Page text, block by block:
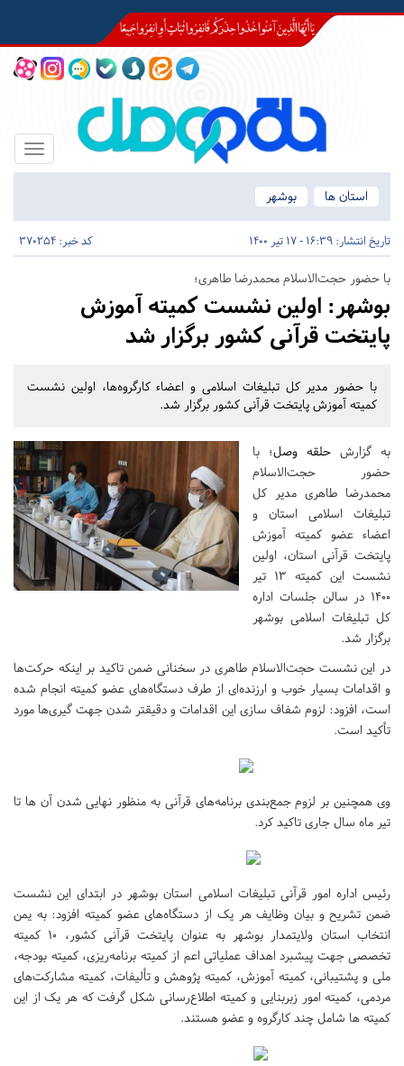
Toggle
استان ها
بوشهر
تاریخ انتشار: 16:39 - 17 تیر 1400 کد خبر: 370254
با حضور حجت‌الاسلام محمدرضا طاهری؛
بوشهر: اولین نشست کمیته آموزش
پایتخت قرآنی کشور برگزار شد
با حضور مدیر کل تبلیغات اسلامی و اعضاء کارگروه‌ها، اولین نشست
کمیته آموزش پایتخت قرآنی کشور برگزار شد.
به گزارش حلقه وصل؛ با
حضور حجت‌الاسلام
محمدرضا طاهری مدیر کل
تبلیغات اسلامی استان و
اعضاء عضو کمیته آموزش
پایتخت قرآنی استان، اولین
نشست این کمیته ۱۳ تیر
۱۴۰۰ در سالن جلسات اداره
کل تبلیغات اسلامی بوشهر
برگزار شد.
در این نشست حجت‌الاسلام طاهری در سخنانی ضمن تاکید بر اینکه حرکت‌ها
و اقدامات بسیار خوب و ارزنده‌ای از طرف دستگاه‌های عضو کمیته انجام شده
است، افزود: لزوم شفاف سازی این اقدامات و دقیقتر شدن جهت گیری‌ها مورد
تأکید است.
وی همچنین بر لزوم جمع‌بندی برنامه‌های قرآنی به منظور نهایی شدن آن ها تا
تیر ماه سال جاری تاکید کرد.
رئیس اداره امور قرآنی تبلیغات اسلامی استان بوشهر در ابتدای این نشست
ضمن تشریح و بیان وظایف هر یک از دستگاه‌های عضو کمیته افزود: به یمن
انتخاب استان ولایتمدار بوشهر به‌ عنوان پایتخت قرآنی کشور، ۱۰ کمیته
تخصصی جهت پیشبرد اهداف عملیاتی اعم از کمیته برنامه‌ریزی، کمیته بودجه،
ملی و پشتیبانی، کمیته آموزش، کمیته پژوهش و تألیفات، کمیته مشارکت‌های
مردمی، کمیته امور زبربنایی و کمیته اطلاع‌رسانی شکل گرفت که هر یک از این
کمیته ها شامل چند کارگروه و عضو هستند.